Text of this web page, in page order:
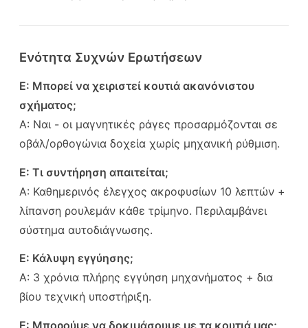
Ενότητα Συχνών Ερωτήσεων
Ε: Μπορεί να χειριστεί κουτιά ακανόνιστου
σχήματος;
Α: Ναι - οι μαγνητικές ράγες προσαρμόζονται σε
οβάλ/ορθογώνια δοχεία χωρίς μηχανική ρύθμιση.
Ε: Τι συντήρηση απαιτείται;
Α: Καθημερινός έλεγχος ακροφυσίων 10 λεπτών +
λίπανση ρουλεμάν κάθε τρίμηνο. Περιλαμβάνει
σύστημα αυτοδιάγνωσης.
Ε: Κάλυψη εγγύησης;
Α: 3 χρόνια πλήρης εγγύηση μηχανήματος + δια
βίου τεχνική υποστήριξη.
Ε: Μπορούμε να δοκιμάσουμε με τα κουτιά μας;